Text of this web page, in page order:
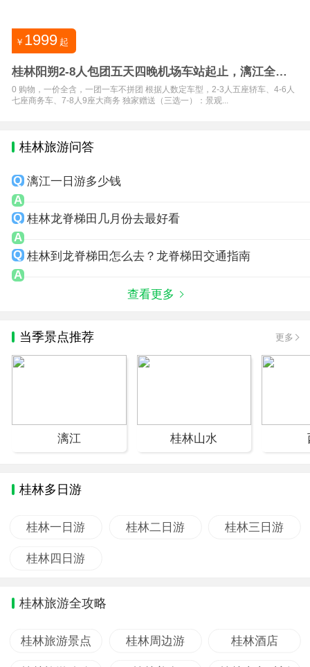
￥ 1999 起
桂林阳朔2-8人包团五天四晚机场车站起止，漓江全段4
小时旅拍
0 购物，一价全含，一团一车不拼团 根据人数定车型，2-3人五座轿车、4-6人
七座商务车、7-8人9座大商务 独家赠送（三选一）：景观...
桂林旅游问答
漓江一日游多少钱
桂林龙脊梯田几月份去最好看
桂林到龙脊梯田怎么去？龙脊梯田交通指南
查看更多
当季景点推荐 更多
漓江 桂林山水
桂林多日游
桂林一日游 桂林二日游 桂林三日游
桂林四日游
桂林旅游全攻略
桂林旅游景点 桂林周边游 桂林酒店